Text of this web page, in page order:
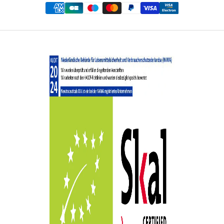
Schilddrüsenfunktion auswirken, es kann aber auch eine
Schilddrüse) oder Hypothyreose (zu langsam arbeitende
natürlich alle ein enormes körperliches und geistiges
Wachstum durchlaufen, ist es sehr wichtig, dass die
Schilddrüse richtig funktioniert. Deshalb wird bei jedem
Neugeborenen der Schilddrüsenhormonspiegel im Blut durch